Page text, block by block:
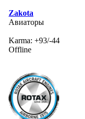
Zakota
Авиаторы
Karma: +93/-44
Offline